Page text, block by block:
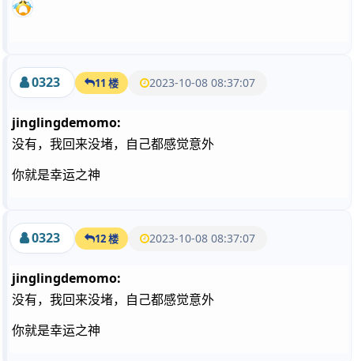
0323 11 楼 2023-10-08 08:37:07
jinglingdemomo:
没有，我回来没堵，自己都感觉意外
你就是幸运之神
0323 12 楼 2023-10-08 08:37:07
jinglingdemomo:
没有，我回来没堵，自己都感觉意外
你就是幸运之神